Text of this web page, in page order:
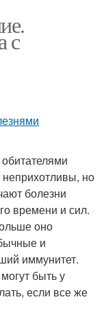
с
но
болезни
времени и сил.
оно
и
иммунитет.
быть у
если все же